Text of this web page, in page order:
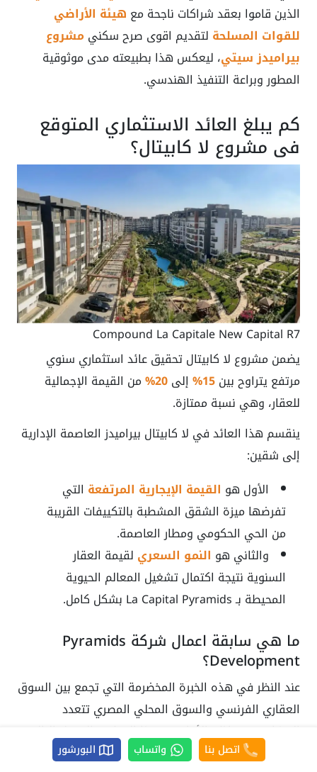
الذين قاموا بعقد شراكات ناجحة مع هيئة الأراضي
للقوات المسلحة لتقديم اقوى صرح سكنيمشروع
بيراميدز سيتي، ليعكس هذا بطبيعته مدى موثوقية
المطور وبراعة التنفيذ الهندسي.
كم يبلغ العائد الاستثماري المتوقع
في مشروع لا كابيتال؟
Compound La Capitale New Capital R7
يضمن مشروع لا كابيتال تحقيق عائد استثماري سنوي
مرتفع يتراوح بين15% إلى20%
من القيمة الإجمالية
للعقار، وهي نسبة ممتازة.
ينقسم هذا العائد في لا كابيتال بيراميدز العاصمة الإدارية
إلى شقين:
الأول هو القيمة الإيجارية المرتفعة التي
تفرضها ميزة الشقق المشطبة بالتكييفات القريبة
من الحي الحكومي ومطار العاصمة.
والثاني هو النمو السعري لقيمة العقار
السنوية نتيجة اكتمال تشغيل المعالم الحيوية
المحيطة بـ La Capital Pyramids بشكل كامل.
ما هي سابقة اعمال شركة Pyramids
Development؟
عند النظر في هذه الخبرة المخضرمة التي تجمع بين السوق
العقاري الفرنسي والسوق المحلي المصري تتعدد
المشاريع وتتعاظم الأرباح مع هذا المطور والجدول التالي
يوضح ابرز مشاريع محفظة اعمال بيراميدز
اتصل بنا واتساب البورشور